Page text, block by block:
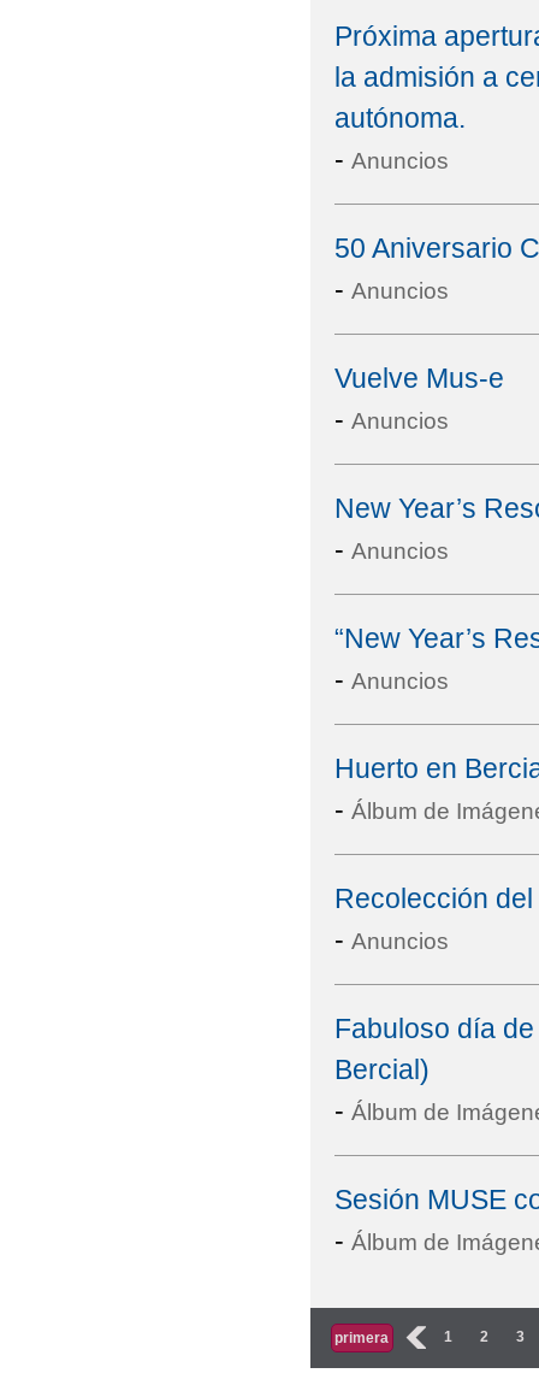
Próxima
la admisión a
autónoma.
- Anuncios
50 Aniversario
- Anuncios
Vuelve Mus-e
- Anuncios
New Year’s
- Anuncios
“New Year’s
- Anuncios
Huerto en
- Álbum de
Recolección
- Anuncios
Fabuloso día
Bercial)
- Álbum de
Sesión MUSE
- Álbum de
Páginas
primera ‹ 1 2 3